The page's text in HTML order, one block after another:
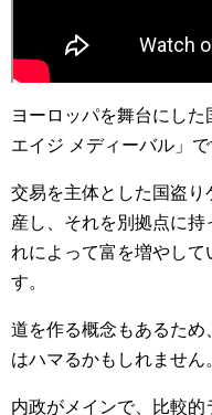
ヨーロッパを舞台にし
エイジ メディーバル」で
交易を主体とした国盗
産し、それを別拠点に持
れによって富を増やして
す。
道を作る概念もあるた
はハマるかもしれません
内政がメインで、比較的